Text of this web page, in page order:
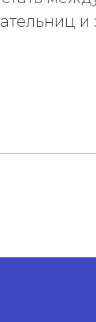
и